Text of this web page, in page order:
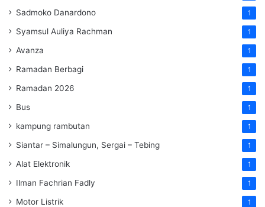
Sadmoko Danardono 1
Syamsul Auliya Rachman 1
Avanza 1
Ramadan Berbagi 1
Ramadan 2026 1
Bus 1
kampung rambutan 1
Siantar – Simalungun, Sergai – Tebing 1
Alat Elektronik 1
Ilman Fachrian Fadly 1
Motor Listrik 1